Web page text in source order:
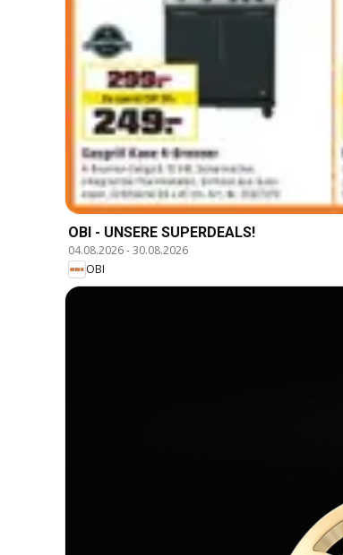
OBI - UNSERE SUPERDEALS!
04.08.2026-30.08.2026
OBI